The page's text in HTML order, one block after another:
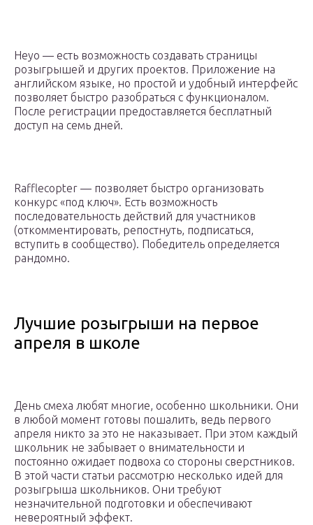
Heyo — есть возможность создавать страницы
розыгрышей и других проектов. Приложение на
английском языке, но простой и удобный интерфейс
позволяет быстро разобраться с функционалом.
После регистрации предоставляется бесплатный
доступ на семь дней.
Rafflecopter — позволяет быстро организовать
конкурс «под ключ». Есть возможность
последовательность действий для участников
(откомментировать, репостнуть, подписаться,
вступить в сообщество). Победитель определяется
рандомно.
Лучшие розыгрыши на первое
апреля в школе
День смеха любят многие, особенно школьники. Они
в любой момент готовы пошалить, ведь первого
апреля никто за это не наказывает. При этом каждый
школьник не забывает о внимательности и
постоянно ожидает подвоха со стороны сверстников.
В этой части статьи рассмотрю несколько идей для
розыгрыша школьников. Они требуют
незначительной подготовки и обеспечивают
невероятный эффект.